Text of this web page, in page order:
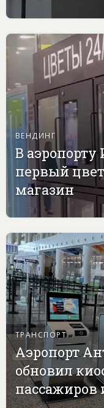
ВЕНДИНГ
В
первый
магазин
ТРАНСПОРТ
Аэропорт
обновил
пассажиров